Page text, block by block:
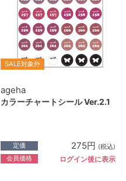
SALE対象外
ageha
カラーチャートシール Ver.2.1
定価 275円 (税込)
会員価格 ログイン後に表示